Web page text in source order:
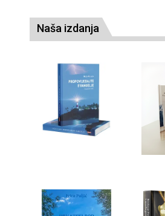
Naša izdanja